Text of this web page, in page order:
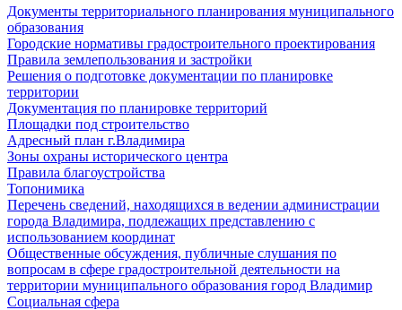
Документы территориального планирования муниципального
образования
Городские нормативы градостроительного проектирования
Правила землепользования и застройки
Решения о подготовке документации по планировке
территории
Документация по планировке территорий
Площадки под строительство
Адресный план г.Владимира
Зоны охраны исторического центра
Правила благоустройства
Топонимика
Перечень сведений, находящихся в ведении администрации
города Владимира, подлежащих представлению с
использованием координат
Общественные обсуждения, публичные слушания по
вопросам в сфере градостроительной деятельности на
территории муниципального образования город Владимир
Социальная сфера